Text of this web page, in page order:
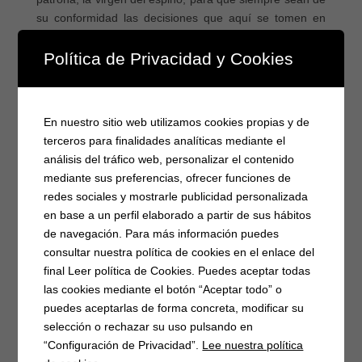
su conformidad las decisiones que aquí se tomen en
Categorías
Fiesta virtuales 2020
Noticias
Actividades
Eventos
Entradas recientes
Ampliación alerta por riesgo meteorológico de incendios
Política de Privacidad y Cookies
En nuestro sitio web utilizamos cookies propias y de
terceros para finalidades analíticas mediante el
análisis del tráfico web, personalizar el contenido
mediante sus preferencias, ofrecer funciones de
redes sociales y mostrarle publicidad personalizada
en base a un perfil elaborado a partir de sus hábitos
de navegación. Para más información puedes
consultar nuestra política de cookies en el enlace del
final Leer política de Cookies. Puedes aceptar todas
las cookies mediante el botón “Aceptar todo” o
puedes aceptarlas de forma concreta, modificar su
selección o rechazar su uso pulsando en
“Configuración de Privacidad”. Lee nuestra política